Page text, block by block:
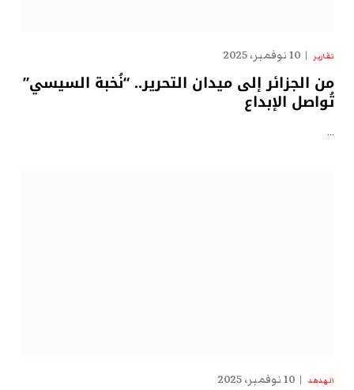
تقارير 10 نوفمبر، 2025
من الجزائر إلى ميدان التحرير.. “نُخبة السيسي”
تُواصل الإبداع
…
الهدهد 10 نوفمبر، 2025